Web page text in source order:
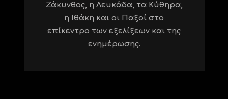
Ζάκυνθος, η Λευκάδα, τα Κύθηρα,
η Ιθάκη και οι Παξοί στο
επίκεντρο των εξελίξεων και της
ενημέρωσης.